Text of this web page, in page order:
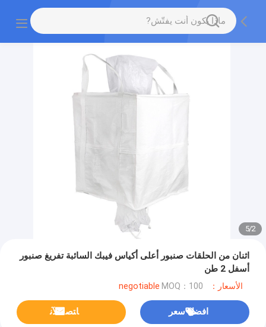
2
/
5
اثنان من الحلقات صنبور أعلى أكياس فيبك السائبة تفريغ صنبور
أسفل 2 طن
الأسعار：negotiable MOQ：100
افضل سعر ﺎﺘﺼﻟ ﺍﻶﻧ